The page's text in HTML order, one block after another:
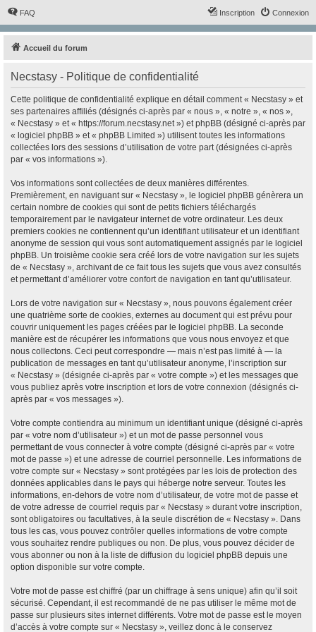
FAQ Connexion
Inscription
Accueil du forum
Necstasy - Politique de confidentialité
Cette politique de confidentialité explique en détail comment « Necstasy » et
ses partenaires affiliés (désignés ci-après par « nous », « notre », « nos »,
« Necstasy » et « https://forum.necstasy.net ») et phpBB (désigné ci-après par
« logiciel phpBB » et « phpBB Limited ») utilisent toutes les informations
collectées lors des sessions d’utilisation de votre part (désignées ci-après
par « vos informations »).
Vos informations sont collectées de deux manières différentes.
Premièrement, en naviguant sur « Necstasy », le logiciel phpBB génèrera un
certain nombre de cookies qui sont de petits fichiers téléchargés
temporairement par le navigateur internet de votre ordinateur. Les deux
premiers cookies ne contiennent qu’un identifiant utilisateur et un identifiant
anonyme de session qui vous sont automatiquement assignés par le logiciel
phpBB. Un troisième cookie sera créé lors de votre navigation sur les sujets
de « Necstasy », archivant de ce fait tous les sujets que vous avez consultés
et permettant d’améliorer votre confort de navigation en tant qu’utilisateur.
Lors de votre navigation sur « Necstasy », nous pouvons également créer
une quatrième sorte de cookies, externes au document qui est prévu pour
couvrir uniquement les pages créées par le logiciel phpBB. La seconde
manière est de récupérer les informations que vous nous envoyez et que
nous collectons. Ceci peut correspondre — mais n’est pas limité à — la
publication de messages en tant qu’utilisateur anonyme, l’inscription sur
« Necstasy » (désignée ci-après par « votre compte ») et les messages que
vous publiez après votre inscription et lors de votre connexion (désignés ci-
après par « vos messages »).
Votre compte contiendra au minimum un identifiant unique (désigné ci-après
par « votre nom d’utilisateur ») et un mot de passe personnel vous
permettant de vous connecter à votre compte (désigné ci-après par « votre
mot de passe ») et une adresse de courriel personnelle. Les informations de
votre compte sur « Necstasy » sont protégées par les lois de protection des
données applicables dans le pays qui héberge notre serveur. Toutes les
informations, en-dehors de votre nom d’utilisateur, de votre mot de passe et
de votre adresse de courriel requis par « Necstasy » durant votre inscription,
sont obligatoires ou facultatives, à la seule discrétion de « Necstasy ». Dans
tous les cas, vous pouvez contrôler quelles informations de votre compte
vous souhaitez rendre publiques ou non. De plus, vous pouvez décider de
vous abonner ou non à la liste de diffusion du logiciel phpBB depuis une
option disponible sur votre compte.
Votre mot de passe est chiffré (par un chiffrage à sens unique) afin qu’il soit
sécurisé. Cependant, il est recommandé de ne pas utiliser le même mot de
passe sur plusieurs sites internet différents. Votre mot de passe est le moyen
d’accès à votre compte sur « Necstasy », veillez donc à le conservez